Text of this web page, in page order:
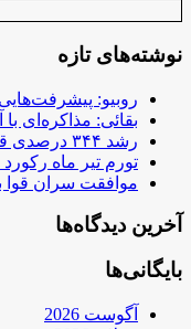
نوشته‌های تازه
روبیو:
بقائی: مذاکره‌ای
رشد ۳۴۴ درصدی قیمت روغن/ لبنیات چقدر گران شد؟
تورم تیر ماه رکورد زد؛ ۸۳.۹
موافقت سران قوا
آخرین دیدگاه‌ها
بایگانی‌ها
آگوست 2026